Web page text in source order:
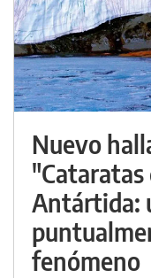
Nuevo
"Cataratas
Antártida:
fenómeno